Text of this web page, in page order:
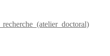
(atelier doctoral)